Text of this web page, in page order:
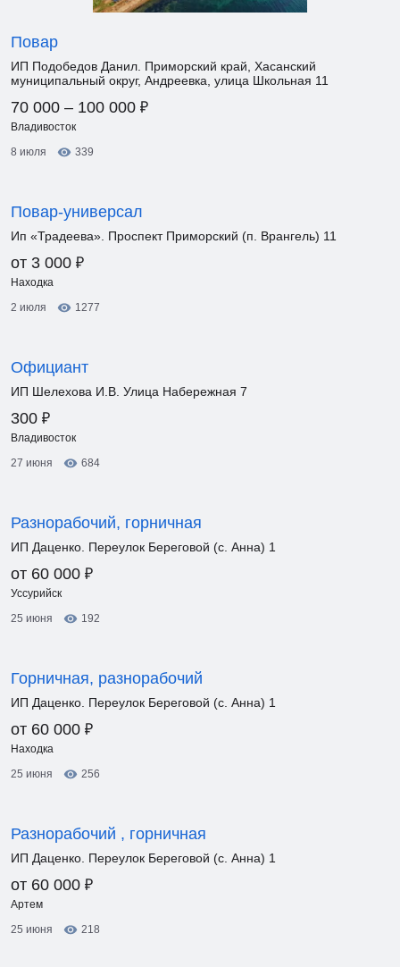
Повар
ИП Подобедов Данил. Приморский край, Хасанский
муниципальный округ, Андреевка, улица Школьная 11
70 000 – 100 000 ₽
Владивосток
8 июля
339
Повар-универсал
Ип «Традеева». Проспект Приморский (п. Врангель) 11
от 3 000 ₽
Находка
2 июля
1277
Официант
ИП Шелехова И.В. Улица Набережная 7
300 ₽
Владивосток
27 июня
684
Разнорабочий, горничная
ИП Даценко. Переулок Береговой (с. Анна) 1
от 60 000 ₽
Уссурийск
25 июня
192
Горничная, разнорабочий
ИП Даценко. Переулок Береговой (с. Анна) 1
от 60 000 ₽
Находка
25 июня
256
Разнорабочий , горничная
ИП Даценко. Переулок Береговой (с. Анна) 1
от 60 000 ₽
Артем
25 июня
218